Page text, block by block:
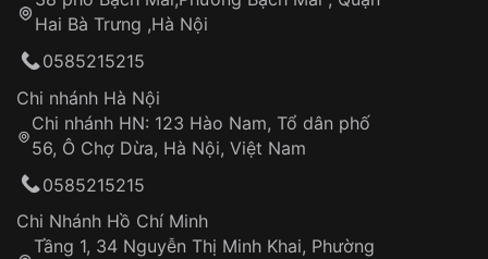
Hai Bà Trưng ,Hà Nội
0585215215
Chi nhánh Hà Nội
Chi nhánh HN: 123 Hào Nam, Tổ dân phố
56, Ô Chợ Dừa, Hà Nội, Việt Nam
0585215215
Chi Nhánh Hồ Chí Minh
Tầng 1, 34 Nguyễn Thị Minh Khai, Phường